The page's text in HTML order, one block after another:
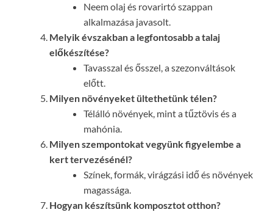
Neem olaj és rovarirtó szappan
alkalmazása javasolt.
Melyik évszakban a legfontosabb a talaj
előkészítése?
Tavasszal és ősszel, a szezonváltások
előtt.
Milyen növényeket ültethetünk télen?
Télálló növények, mint a tűztövis és a
mahónia.
Milyen szempontokat vegyünk figyelembe a
kert tervezésénél?
Színek, formák, virágzási idő és növények
magassága.
Hogyan készítsünk komposztot otthon?